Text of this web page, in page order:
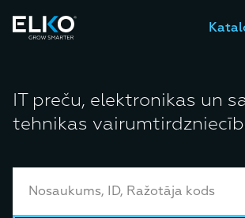
IT preču, elektronikas un
tehnikas